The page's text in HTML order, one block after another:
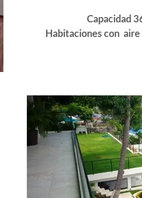
Capacidad
Habitaciones con